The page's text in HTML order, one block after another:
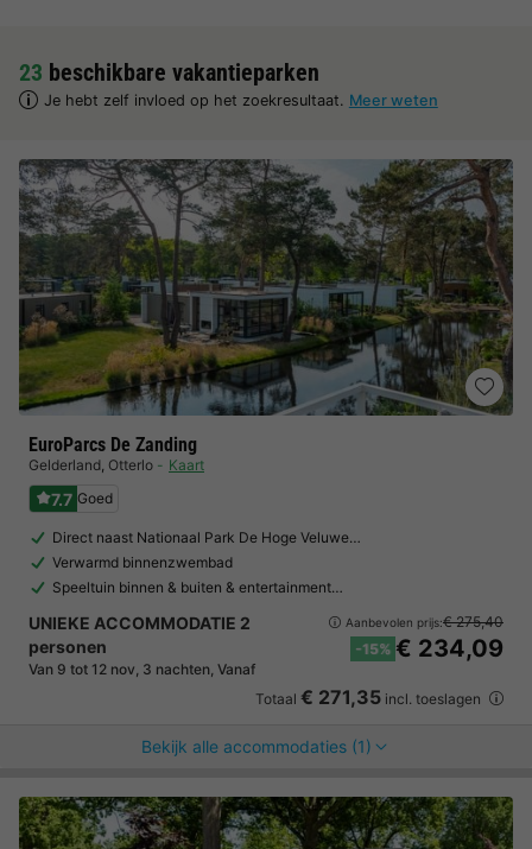
23 beschikbare vakantieparken
Je hebt zelf invloed op het zoekresultaat. Meer weten
EuroParcs De Zanding
Gelderland, Otterlo Kaart
7.7 Goed
Direct naast Nationaal Park De Hoge Veluwe…
Verwarmd binnenzwembad
Speeltuin binnen & buiten & entertainment…
UNIEKE ACCOMMODATIE 2
personen
Van 9 tot 12 nov, 3 nachten, Vanaf
Aanbevolen prijs:€ 275,40
-15% € 234,09
Totaal € 271,35 incl. toeslagen
Bekijk alle accommodaties (1)